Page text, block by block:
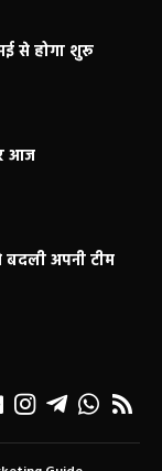
से होगा शुरू
आज
अपनी टीम